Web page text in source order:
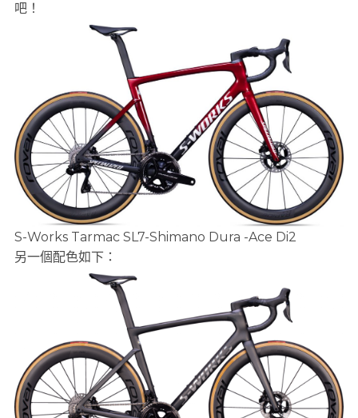
吧！
S-Works Tarmac SL7-Shimano Dura -Ace Di2
另一個配色如下：